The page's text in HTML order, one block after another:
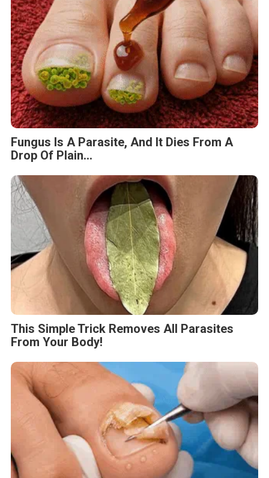
Fungus Is A Parasite, And It Dies From A
Drop Of Plain...
This Simple Trick Removes All Parasites
From Your Body!